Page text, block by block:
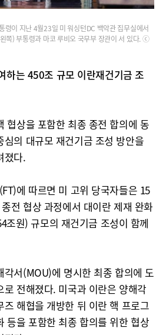
령이 지난 4월23일 미 워싱턴DC 백악관 집무실에서
쪽) 부통령과 마코 루비오 국무부 장관이 서 있다. ⓒ
는 450조 규모 이란재건기금 조
협상을 포함한 최종 종전 합의에 동
심의 대규모 재건기금 조성 방안을
졌다.
에 따르면 미 고위 당국자들은 15
전 협상 과정에서 대이란 제재 완화
조원) 규모의 재건기금 조성이 함께
각서(MOU)에 명시한 최종 합의에 도
로 전해졌다. 미국과 이란은 양해각
즈 해협을 개방한 뒤 이란 핵 프로그
등을 포함한 최종 합의를 위한 협상